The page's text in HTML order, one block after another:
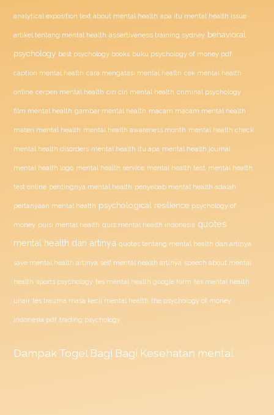
analytical exposition text about mental health apa itu mental health issue
artikel tentang mental health assertiveness training sydney behavioral
psychology best psychology books buku psychology of money pdf
caption mental health cara mengatasi mental health cek mental health
online cerpen mental health ciri ciri mental health criminal psychology
film mental health gambar mental health macam macam mental health
materi mental health mental health awareness month mental health check
mental health disorders mental health itu apa mental health journal
mental health logo mental health service mental health test mental health
test online pentingnya mental health penyebab mental health adalah
pertanyaan mental health psychological resilience psychology of
money puisi mental health quiz mental health indonesia quotes
mental health dan artinya quotes tentang mental health dan artinya
save mental health artinya self mental health artinya speech about mental
health sports psychology tes mental health google form tes mental health
unair tes trauma masa kecil mental health the psychology of money
indonesia pdf trading psychology
Dampak Togel Bagi Bagi Kesehatan mental